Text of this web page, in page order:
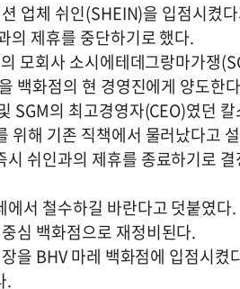
업체 쉬인(SHEIN)을 입점시켰
의 제휴를 중단하기로 했다.
모회사 소시에테데그랑마가쟁
백화점의 현 경영진에게 양도한
SGM의 최고경영자(CEO)였던
위해 기존 직책에서 물러났다고
쉬인과의 제휴를 종료하기로
서 철수하길 바란다고 덧붙였다.
심 백화점으로 재정비된다.
을 BHV 마레 백화점에 입점시켰
.